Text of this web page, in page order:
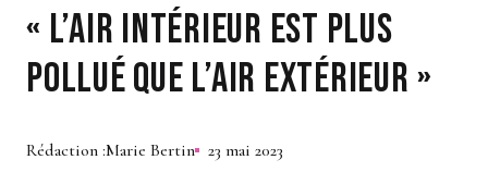
« L’air intérieur est plus
pollué que l’air extérieur »
Rédaction Marie Bertin 23 mai 2023